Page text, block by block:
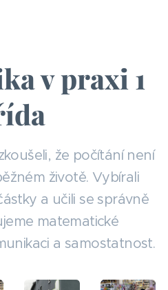
v praxi 1
že počítání není
životě. Vybírali
a učili se správně
matematické
a samostatnost.